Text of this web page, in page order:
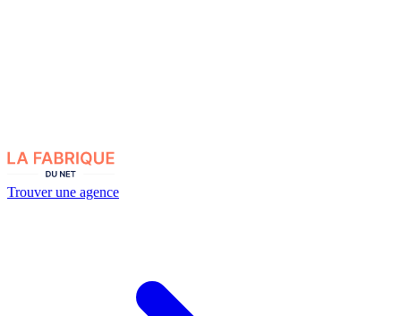
Trouver une agence